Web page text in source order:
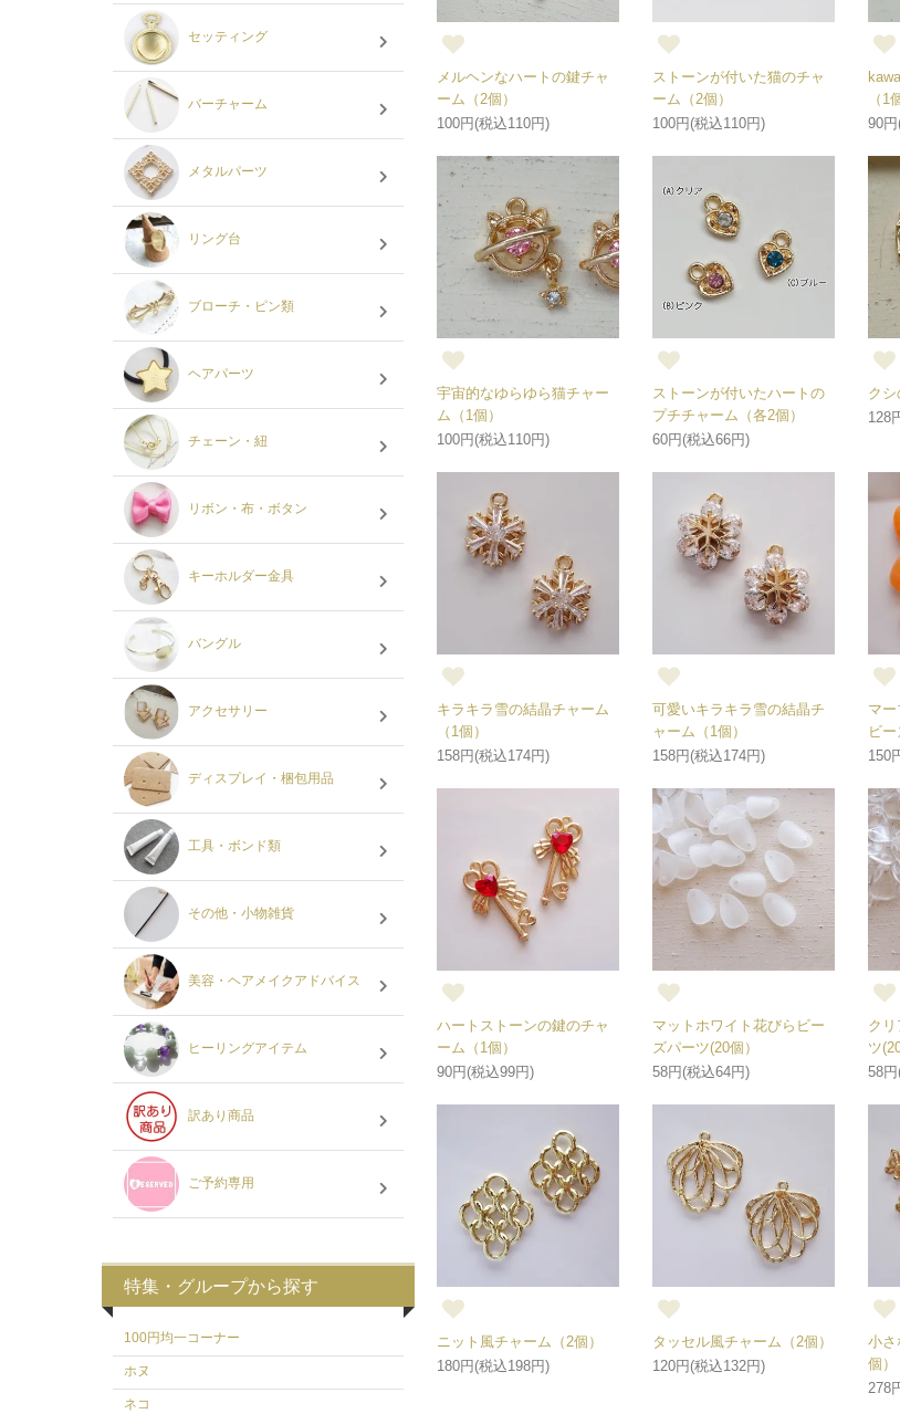
メルヘンなハートの鍵チャ
ーム（2個）
100円(税込110円)
ストーンが付いた猫のチャ
ーム（2個）
100円(税込110円)
（1
90
宇宙的なゆらゆら猫チャー
ム（1個）
100円(税込110円)
ストーンが付いたハートの
プチチャーム（各2個）
60円(税込66円)
クシ
128
キラキラ雪の結晶チャーム
（1個）
158円(税込174円)
可愛いキラキラ雪の結晶チ
ャーム（1個）
158円(税込174円)
マ
ビー
150
ハートストーンの鍵のチャ
ーム（1個）
90円(税込99円)
マットホワイト花びらビー
ズパーツ(20個）
58円(税込64円)
ク
ツ
58
ニット風チャーム（2個）
180円(税込198円)
タッセル風チャーム（2個）
120円(税込132円)
小さ
個）
278
セッティング
バーチャーム
メタルパーツ
リング台
ブローチ・ピン類
ヘアパーツ
チェーン・紐
リボン・布・ボタン
キーホルダー金具
バングル
アクセサリー
ディスプレイ・梱包用品
工具・ボンド類
その他・小物雑貨
美容・ヘアメイクアドバイス
ヒーリングアイテム
訳あり商品
ご予約専用
特集・グループから探す
100円均一コーナー
ホヌ
ネコ